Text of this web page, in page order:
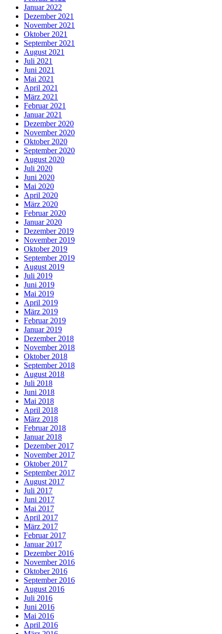
Januar 2022
Dezember 2021
November 2021
Oktober 2021
September 2021
August 2021
Juli 2021
Juni 2021
Mai 2021
April 2021
März 2021
Februar 2021
Januar 2021
Dezember 2020
November 2020
Oktober 2020
September 2020
August 2020
Juli 2020
Juni 2020
Mai 2020
April 2020
März 2020
Februar 2020
Januar 2020
Dezember 2019
November 2019
Oktober 2019
September 2019
August 2019
Juli 2019
Juni 2019
Mai 2019
April 2019
März 2019
Februar 2019
Januar 2019
Dezember 2018
November 2018
Oktober 2018
September 2018
August 2018
Juli 2018
Juni 2018
Mai 2018
April 2018
März 2018
Februar 2018
Januar 2018
Dezember 2017
November 2017
Oktober 2017
September 2017
August 2017
Juli 2017
Juni 2017
Mai 2017
April 2017
März 2017
Februar 2017
Januar 2017
Dezember 2016
November 2016
Oktober 2016
September 2016
August 2016
Juli 2016
Juni 2016
Mai 2016
April 2016